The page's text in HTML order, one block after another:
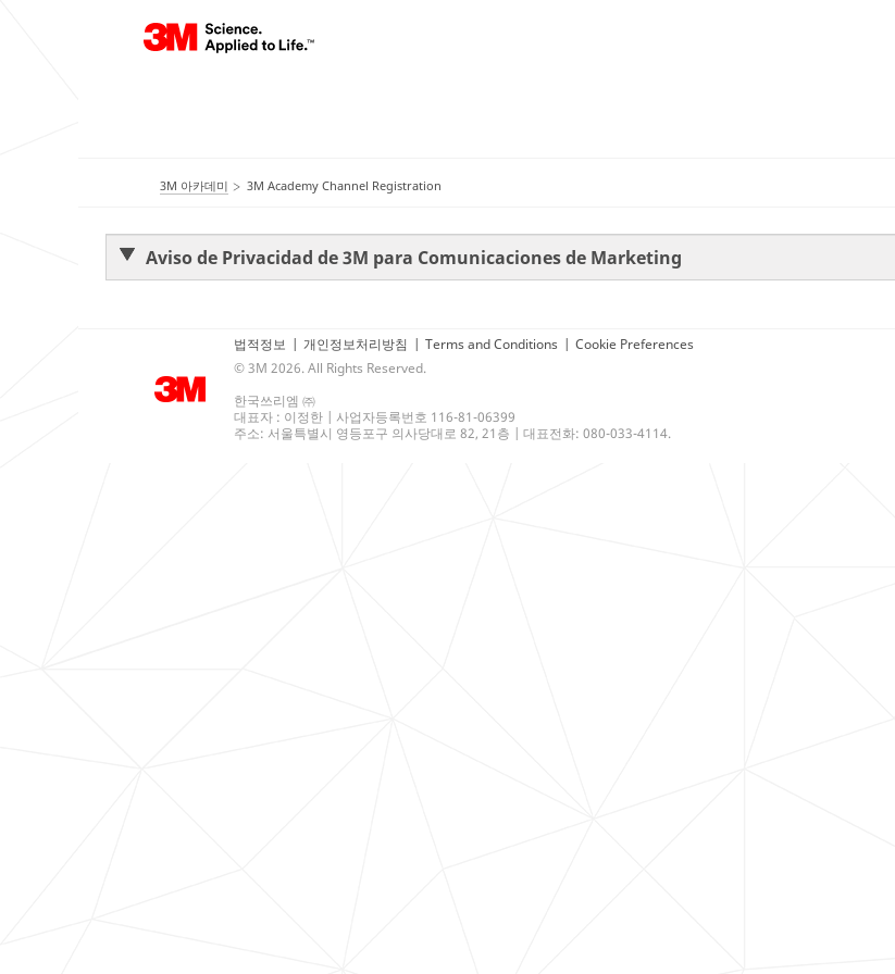
3M 아카데미 3M Academy Channel Registration
Aviso de Privacidad de 3M para Comunicaciones de Marketing
법적정보 | 개인정보처리방침 | Terms and Conditions | Cookie Preferences
© 3M 2026. All Rights Reserved.
한국쓰리엠 ㈜
대표자 : 이정한 | 사업자등록번호 116-81-06399
주소: 서울특별시 영등포구 의사당대로 82, 21층 | 대표전화: 080-033-4114.